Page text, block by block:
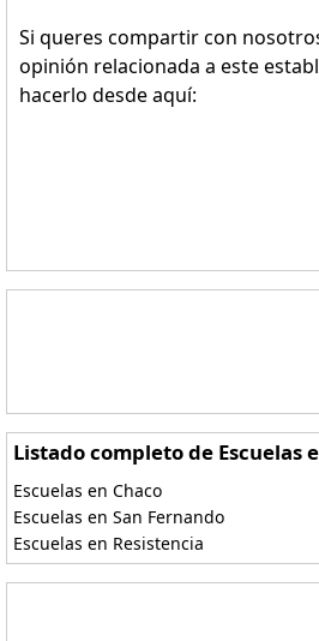
Si queres compartir con
opinión relacionada a este
hacerlo desde aquí:
Listado completo de Escuelas
Escuelas en Chaco
Escuelas en San Fernando
Escuelas en Resistencia